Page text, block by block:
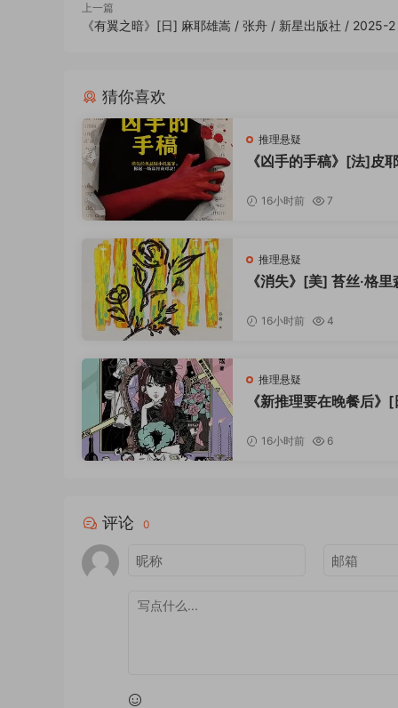
辨的硬核推理死忠粉。
市面稀缺的新本格五大奇书+维度崩坏推理+孤岛
打破传统孤岛推理“套路固化、诡计通俗、结局闭
氛围与暗黑崩坏的推理内核极致融合，不依赖血
真相、余韵无穷的留白，在万千本格作品中独树
盛夏覆冬雪，虚妄造神明，推理破维度，崩坏见
——————————
2025全新修订版｜新星出版社精品出品
新星出版社2025年2月全新译修，新本格奇书标
打通异象氛围、破格诡计、人性谎言、哲学思辨
岛，一场跨越二十年的虚妄骗局，一场颠覆认知
适合新本格深度爱好者、崩坏推理死忠粉、硬核
以夏雪乱时序，以虚妄破真相，颠覆所有推理定
上一篇
《有翼之暗》[日] 麻耶雄嵩 / 张舟 / 新星出版社 / 2025-2
猜你喜欢
推理悬疑
《凶手的手稿》[法]皮
社 / 2023-6
16小时前 7
推理悬疑
《消失》[美] 苔丝·格里
16小时前 4
推理悬疑
《新推理要在晚餐后》
版社 / 2023-7
16小时前 6
评论 0